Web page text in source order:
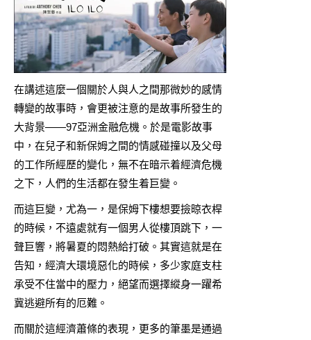
在講述這麼一個關於人與人之間那微妙的感情
轉變的故事時，會更被注意的是故事所發生的
大背景——97亞洲金融危機。於是電影故事
中，在兒子和新保姆之間的情感碰撞以及父母
的工作所經歷的變化，無不在暗示着經濟危機
之下，人們的生活都在發生着巨變。
而這巨變，尤為一，是保姆下樓想要撿晾衣桿
的時候，不遠處就有一個男人從樓頂跳下，一
聲巨響，將暑夏的悶熱給打破。其實這就是在
告知，經濟大環境惡化的時候，多少家庭支柱
承受不住當中的壓力，絕望而選擇縱身一躍希
冀逃避所有的厄難。
而關於這經濟蕭條的表現，更多的筆墨是通過